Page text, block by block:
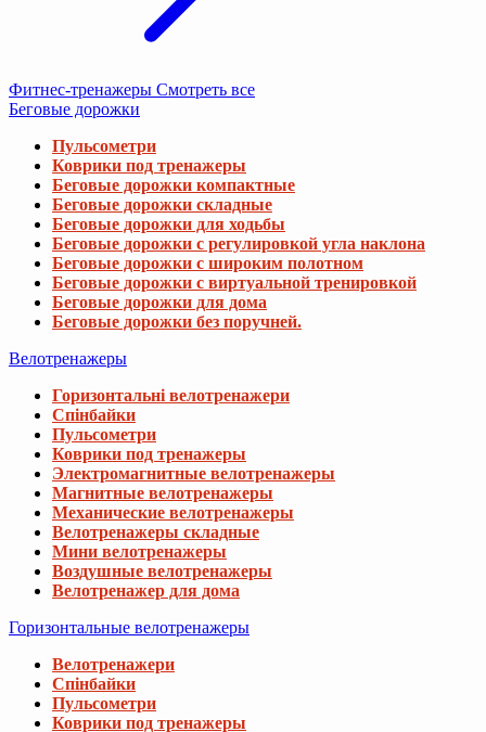
Фитнес-тренажеры Смотреть все
Беговые дорожки
Пульсометри
Коврики под тренажеры
Беговые дорожки компактные
Беговые дорожки складные
Беговые дорожки для ходьбы
Беговые дорожки с регулировкой угла наклона
Беговые дорожки с широким полотном
Беговые дорожки с виртуальной тренировкой
Беговые дорожки для дома
Беговые дорожки без поручней.
Велотренажеры
Горизонтальні велотренажери
Спінбайки
Пульсометри
Коврики под тренажеры
Электромагнитные велотренажеры
Магнитные велотренажеры
Механические велотренажеры
Велотренажеры складные
Мини велотренажеры
Воздушные велотренажеры
Велотренажер для дома
Горизонтальные велотренажеры
Велотренажери
Спінбайки
Пульсометри
Коврики под тренажеры